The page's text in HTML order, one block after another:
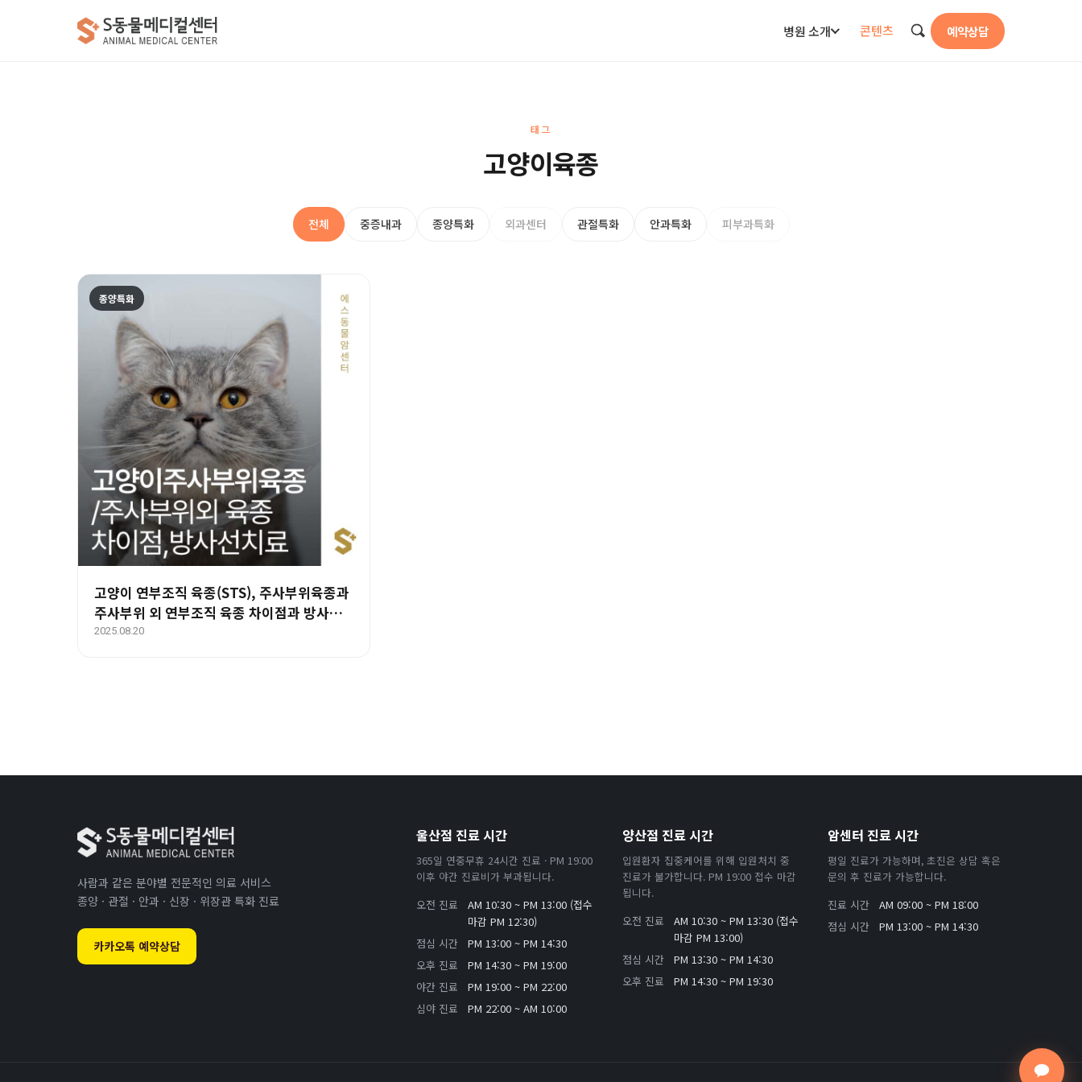
병원 소개 콘텐츠 예약상담
태그
고양이육종
전체 중증내과 종양특화 외과센터 관절특화 안과특화 피부과특화
종양특화
고양이 연부조직 육종(STS), 주사부위육종과
주사부위 외 연부조직 육종 차이점과 방사선
치료 효과와 예후 – 부산 양산 에스동물암센터
2025.08.20
사람과 같은 분야별 전문적인 의료 서비스
종양 · 관절 · 안과 · 신장 · 위장관 특화 진료
카카오톡 예약상담
울산점 진료 시간
365일 연중무휴 24시간 진료 · PM 19:00
이후 야간 진료비가 부과됩니다.
오전 진료
AM 10:30 ~ PM 13:00 (접수
마감 PM 12:30)
점심 시간
PM 13:00 ~ PM 14:30
오후 진료
PM 14:30 ~ PM 19:00
야간 진료
PM 19:00 ~ PM 22:00
심야 진료
PM 22:00 ~ AM 10:00
양산점 진료 시간
입원환자 집중케어를 위해 입원처치 중
진료가 불가합니다. PM 19:00 접수 마감
됩니다.
오전 진료
AM 10:30 ~ PM 13:30 (접수
마감 PM 13:00)
점심 시간
PM 13:30 ~ PM 14:30
오후 진료
PM 14:30 ~ PM 19:30
암센터 진료 시간
평일 진료가 가능하며, 초진은 상담 혹은
문의 후 진료가 가능합니다.
진료 시간
AM 09:00 ~ PM 18:00
점심 시간
PM 13:00 ~ PM 14:30